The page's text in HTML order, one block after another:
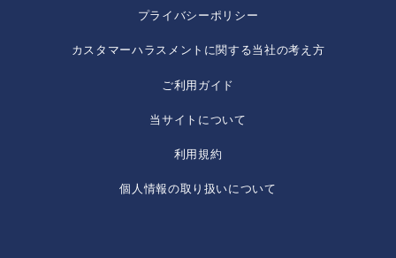
プライバシーポリシー
カスタマーハラスメントに関する当社の考え方
ご利用ガイド
当サイトについて
利用規約
個人情報の取り扱いについて